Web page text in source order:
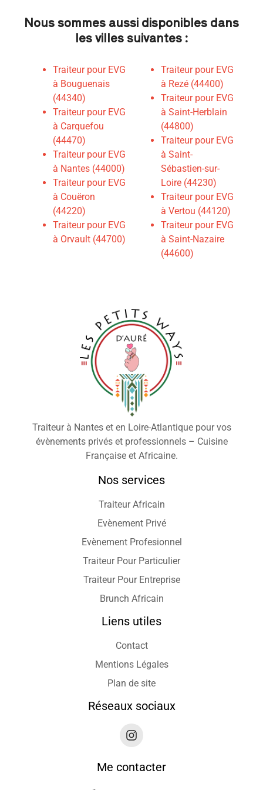
Nous sommes aussi disponibles dans
les villes suivantes :
Traiteur pour EVG
à Bouguenais
(44340)
Traiteur pour EVG
à Carquefou
(44470)
Traiteur pour EVG
à Nantes (44000)
Traiteur pour EVG
à Couëron
(44220)
Traiteur pour EVG
à Orvault (44700)
Traiteur pour EVG
à Rezé (44400)
Traiteur pour EVG
à Saint-Herblain
(44800)
Traiteur pour EVG
à Saint-
Sébastien-sur-
Loire (44230)
Traiteur pour EVG
à Vertou (44120)
Traiteur pour EVG
à Saint-Nazaire
(44600)
Traiteur à Nantes et en Loire-Atlantique pour vos
évènements privés et professionnels – Cuisine
Française et Africaine.
Nos services
Traiteur Africain
Evènement Privé
Evènement Profesionnel
Traiteur Pour Particulier
Traiteur Pour Entreprise
Brunch Africain
Liens utiles
Contact
Mentions Légales
Plan de site
Réseaux sociaux
Me contacter